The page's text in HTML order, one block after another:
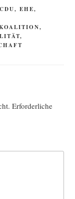
CDU, EHE,
,
,
Erforderliche